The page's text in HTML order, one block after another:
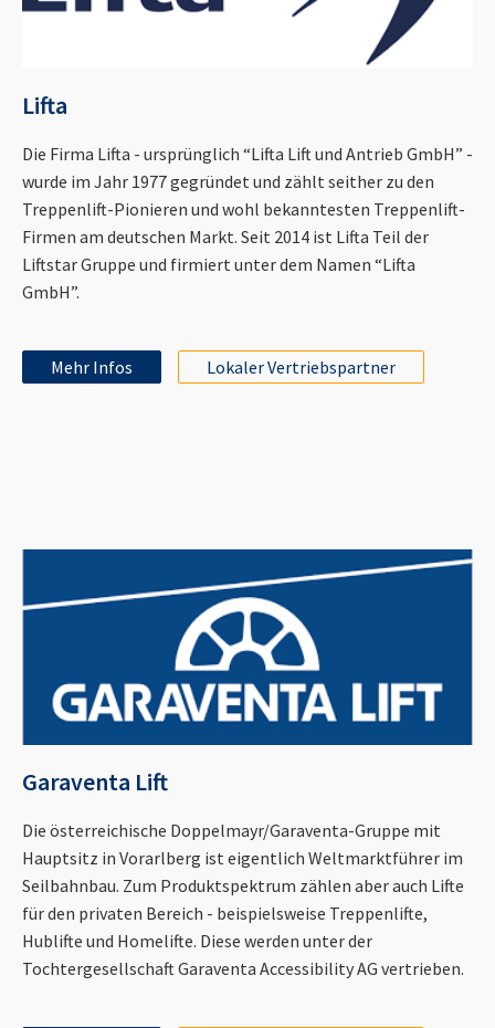
Lifta
Die Firma Lifta - ursprünglich “Lifta Lift und Antrieb GmbH” -
wurde im Jahr 1977 gegründet und zählt seither zu den
Treppenlift-Pionieren und wohl bekanntesten Treppenlift-
Firmen am deutschen Markt. Seit 2014 ist Lifta Teil der
Liftstar Gruppe und firmiert unter dem Namen “Lifta
GmbH”.
Mehr Infos Lokaler Vertriebspartner
Garaventa Lift
Die österreichische Doppelmayr/Garaventa-Gruppe mit
Hauptsitz in Vorarlberg ist eigentlich Weltmarktführer im
Seilbahnbau. Zum Produktspektrum zählen aber auch Lifte
für den privaten Bereich - beispielsweise Treppenlifte,
Hublifte und Homelifte. Diese werden unter der
Tochtergesellschaft Garaventa Accessibility AG vertrieben.